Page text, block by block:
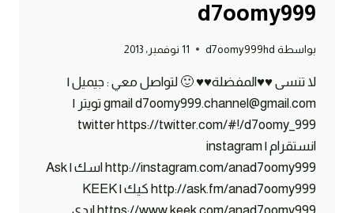
d7oomy999
بواسطة d7oomy999hd 11 نوفمبر، 2013
لا تنسى ♥♥المفضلة♥♥ 🙂 لتواصل معي : جيميل |
gmail d7oomy999.channel@gmail.com تويتر |
twitter https://twitter.com/#!/d7oomy_999
انستقرام | instagram
http://instagram.com/anad7oomy999 اسك | Ask
http://ask.fm/anad7oomy999 كيك | KEEK